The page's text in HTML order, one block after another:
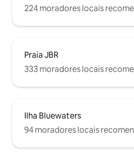
224 moradores locais
Praia JBR
333 moradores locais
Ilha Bluewaters
94 moradores locais